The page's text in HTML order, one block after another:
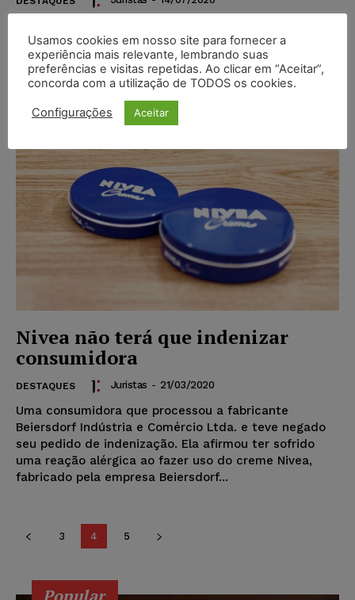
indenização a título de danos morais no valor de R$
100.000,00 (cem mil reais), em razão da morte de
uma recém-nascida 5 minutos depois do parto.
Nivea não terá que indenizar
consumidora
DESTAQUES Juristas - 21/03/2020
Uma consumidora que processou a fabricante
Beiersdorf Indústria e Comércio Ltda. e teve negado
seu pedido de indenização. Ela afirmou ter sofrido
uma reação alérgica ao fazer uso do creme Nivea,
fabricado pela empresa Beiersdorf...
3 4 5
Popular
Usamos cookies em nosso site para fornecer a
experiência mais relevante, lembrando suas
preferências e visitas repetidas. Ao clicar em “Aceitar”,
concorda com a utilização de TODOS os cookies.
Configurações Aceitar